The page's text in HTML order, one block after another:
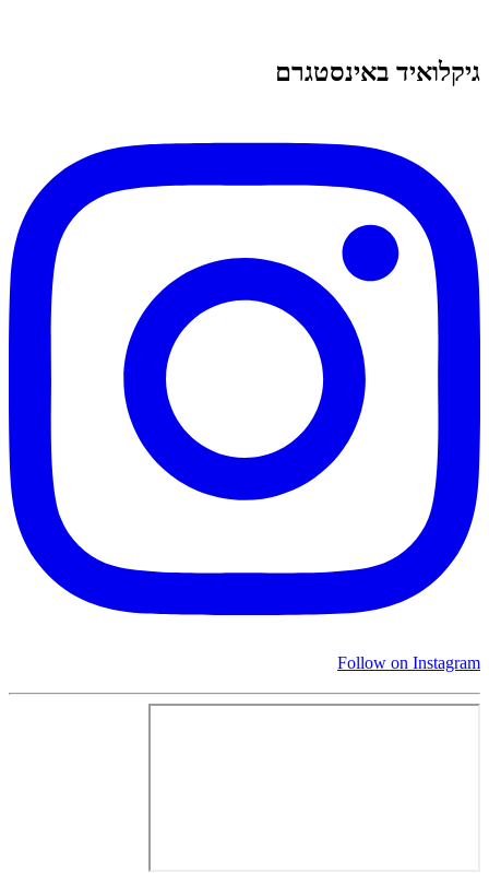
גיקלואיד באינסטגרם
Follow on Instagram